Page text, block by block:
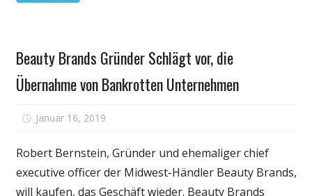
& Balance
Beauty Brands Gründer Schlägt vor, die
Übernahme von Bankrotten Unternehmen
Januar 16, 2019
Brands
Gründer
Schlägt
Robert Bernstein, Gründer und ehemaliger chief
executive officer der Midwest-Händler Beauty Brands,
will kaufen, das Geschäft wieder. Beauty Brands